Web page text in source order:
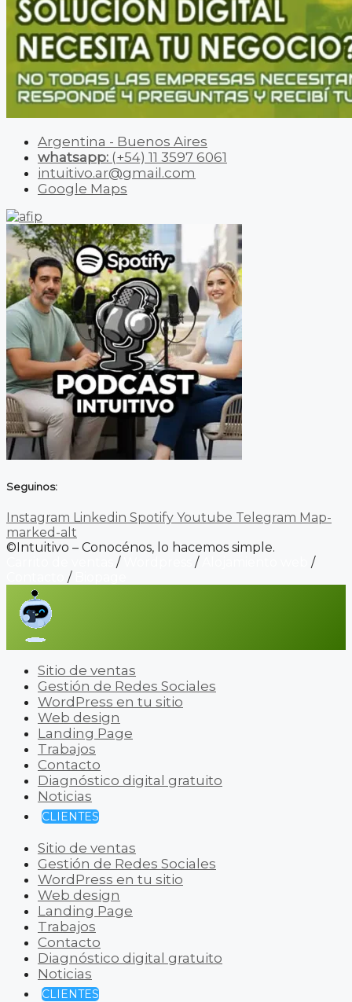
Argentina - Buenos Aires
whatsapp: (+54) 11 3597 6061
intuitivo.ar@gmail.com
Google Maps
Seguinos:
Instagram Linkedin Spotify Youtube Telegram Map-
marked-alt
©Intuitivo – Conocénos, lo hacemos simple.
/ /
/
/
Sitio de ventas
Gestión de Redes Sociales
WordPress en tu sitio
Web design
Landing Page
Trabajos
Contacto
Diagnóstico digital gratuito
Noticias
CLIENTES
Sitio de ventas
Gestión de Redes Sociales
WordPress en tu sitio
Web design
Landing Page
Trabajos
Contacto
Diagnóstico digital gratuito
Noticias
CLIENTES